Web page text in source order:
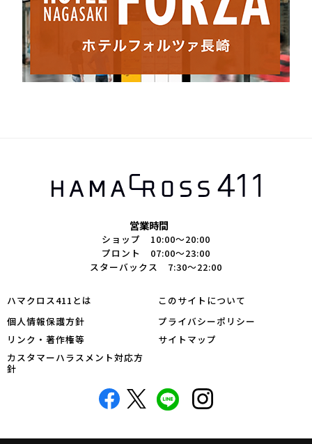
営業時間
ショップ 10:00～20:00
プロント 07:00～23:00
スターバックス 7:30～22:00
ハマクロス411とは
このサイトについて
個人情報保護方針
プライバシーポリシー
リンク・著作権等
サイトマップ
カスタマーハラスメント対応方
針